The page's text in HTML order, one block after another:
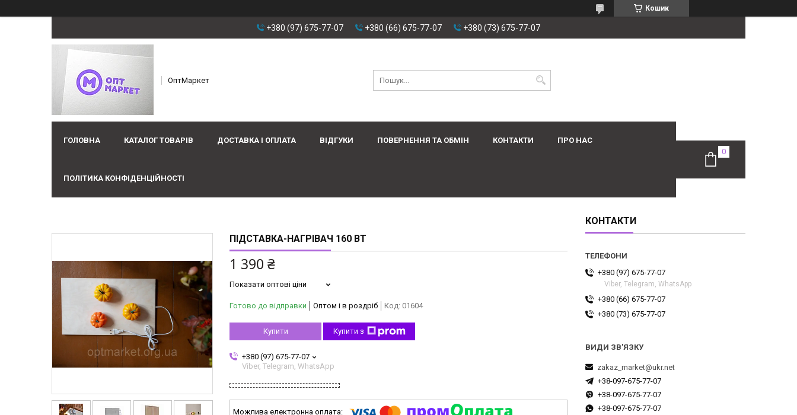
Кошик
+380 (97) 675-77-07 +380 (66) 675-77-07 +380 (73) 675-77-07
ОптМаркет
ГОЛОВНА КАТАЛОГ ТОВАРІВ ДОСТАВКА І ОПЛАТА ВІДГУКИ ПОВЕРНЕННЯ ТА ОБМІН КОНТАКТИ ПРО НАС
ПОЛІТИКА КОНФІДЕНЦІЙНОСТІ
ПІДСТАВКА-НАГРІВАЧ 160 ВТ
1 390 ₴
Показати оптові ціни
Готово до відправки Оптом і в роздріб Код: 01604
Купити Купити з
+380 (97) 675-77-07
Viber, Telegram, WhatsApp
КОНТАКТИ
+380 (97) 675-77-07
Viber, Telegram, WhatsApp
+380 (66) 675-77-07
+380 (73) 675-77-07
zakaz_market@ukr.net
+38-097-675-77-07
+38-097-675-77-07
+38-097-675-77-07